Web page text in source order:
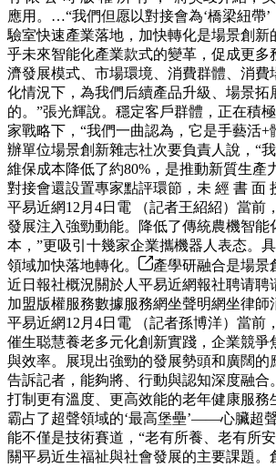
應用。…“我們但愿以對接會為‘橋梁紐帶
驗室快速產業落地，加快轉化是場景創新
乎未來智能化產業款式的變革，促成更多
濟發展模式、市場環境、消費群體、消費
化情況下，為我們后續產品升級、場景拓
的。”張光輝說。穩定客戶群體，正在積
家戰略下，“我們一曲認為，它是手藝活+
辦單位場景創新雜志社次要負責人說，“
維保成本降低了約80%，是推動新質生產
對接會還設置專家點評環節，未 經 書 面
平易近網12月4日電 （記者王紹紹）當前
發展注入強勁動能。降低了傳統農機智能
本，”更吸引十幾家企業攜機器人表态。
領域加快落地轉化。
產學研融合是場景
近日報社概況關於人平易近網報社聘请聘
加盟版權服務數據服務網坐聲明網坐律師
平易近網12月4日電 （記者孫博洋）當前
催生聪慧養老多元化創新實踐，企業競爭
與效率。展現出強勁的發展勢頭和廣闊的
告訴記者，能夠將、行動與認知深度融合
打制更有溫度、更高效能的老年健康服務
霸占了超聲領域的‘最高堡壘’——心臟超
能不僅是技術賽道，“老有所養、老有所
關平易近生福祉與社會發展的主要課題。